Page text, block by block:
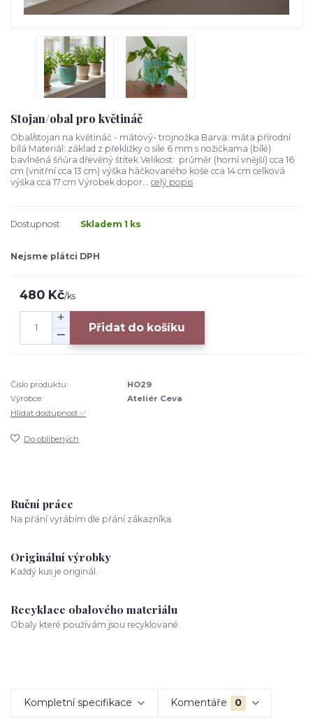
Stojan/obal pro květináč
Obal/stojan na květináč - mátový- trojnožka Barva: máta přírodní
bílá Materiál: základ z překližky o síle 6 mm s nožičkama (bílé)
bavlněná šňůra dřevěný štítek Velikost: průměr (horní vnější) cca 16
cm (vnitřní cca 13 cm) výška háčkovaného koše cca 14 cm celková
výška cca 17 cm Výrobek dopor... celý popis
Dostupnost Skladem 1 ks
Nejsme plátci DPH
480 Kč/ks
Přidat do košíku
Číslo produktu:
HO29
Výrobce:
Ateliér Ceva
Hlídat dostupnost ✅
Do oblíbených
Ruční práce
Na přání vyrábím dle přání zákazníka.
Originální výrobky
Každý kus je originál.
Recyklace obalového materiálu
Obaly které používám jsou recyklované.
Kompletní specifikace Komentáře 0